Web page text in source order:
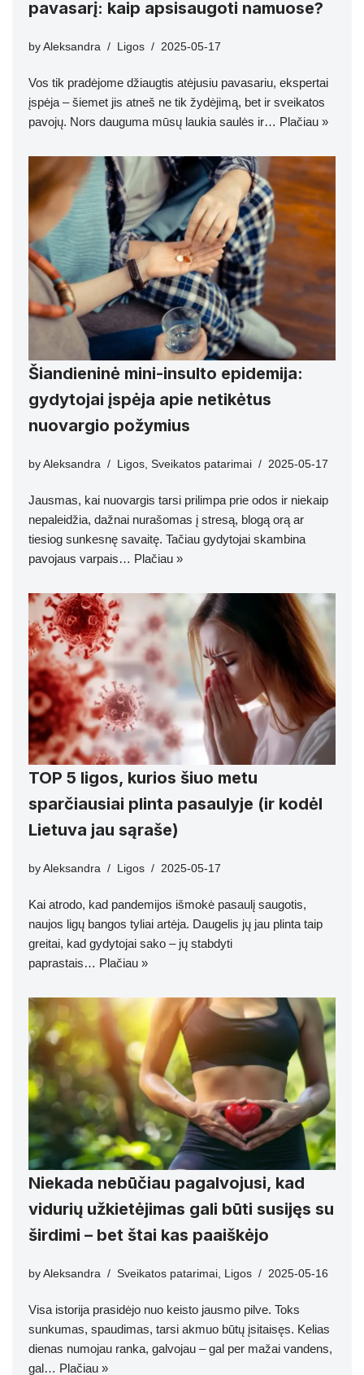
pavasarį: kaip apsisaugoti namuose?
by Aleksandra Ligos 2025-05-17
Vos tik pradėjome džiaugtis atėjusiu pavasariu, ekspertai
įspėja – šiemet jis atneš ne tik žydėjimą, bet ir sveikatos
pavojų. Nors dauguma mūsų laukia saulės ir… Plačiau »
Šiandieninė mini-insulto epidemija:
gydytojai įspėja apie netikėtus
nuovargio požymius
by Aleksandra Ligos Sveikatos patarimai 2025-05-17
Jausmas, kai nuovargis tarsi prilimpa prie odos ir niekaip
nepaleidžia, dažnai nurašomas į stresą, blogą orą ar
tiesiog sunkesnę savaitę. Tačiau gydytojai skambina
pavojaus varpais… Plačiau »
TOP 5 ligos, kurios šiuo metu
sparčiausiai plinta pasaulyje (ir kodėl
Lietuva jau sąraše)
by Aleksandra Ligos 2025-05-17
Kai atrodo, kad pandemijos išmokė pasaulį saugotis,
naujos ligų bangos tyliai artėja. Daugelis jų jau plinta taip
greitai, kad gydytojai sako – jų stabdyti
paprastais… Plačiau »
Niekada nebūčiau pagalvojusi, kad
vidurių užkietėjimas gali būti susijęs su
širdimi – bet štai kas paaiškėjo
by Aleksandra Sveikatos patarimai Ligos 2025-05-16
Visa istorija prasidėjo nuo keisto jausmo pilve. Toks
sunkumas, spaudimas, tarsi akmuo būtų įsitaisęs. Kelias
dienas numojau ranka, galvojau – gal per mažai vandens,
gal… Plačiau »